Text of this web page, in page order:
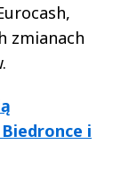
zmianach
i